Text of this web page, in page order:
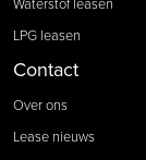
LPG leasen
Contact
Over ons
Lease nieuws